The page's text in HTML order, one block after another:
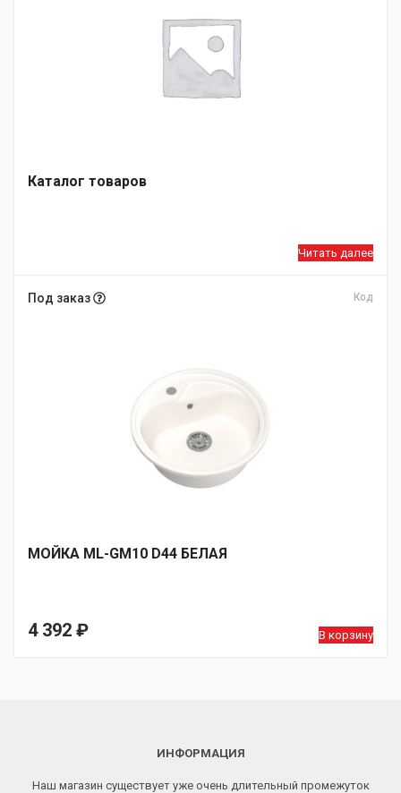
Каталог товаров
Читать далее
Под заказ Код
МОЙКA ML-GM10 D44 БЕЛАЯ
4 392 ₽ В корзину
ИНФОРМАЦИЯ
Наш магазин существует уже очень длительный промежуток